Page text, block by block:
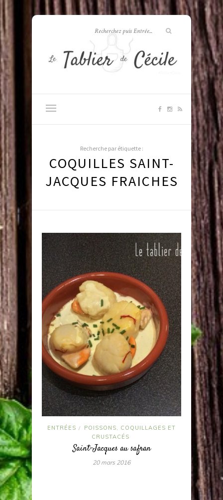
Recherche par étiquette :
COQUILLES SAINT-
JACQUES FRAICHES
ENTRÉES /
POISSONS, COQUILLAGES ET
CRUSTACÉS
Saint-Jacques au safran
20 mars 2016